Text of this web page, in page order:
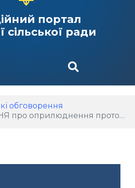
портал
сільської ради
обговорення
обговорень проєкту Статуту Гірської сільської територіальної громади